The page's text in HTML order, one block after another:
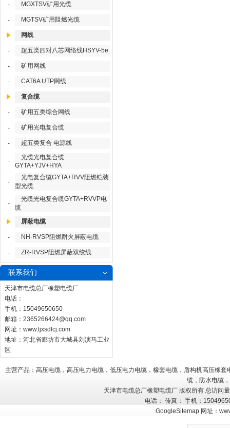
- MGXTSV矿用光缆
- MGTSV矿用阻燃光缆
网线
- 超五类四对八芯网络线HSYV-5e
- 矿用网线
- CAT6A UTP网线
复合缆
- 矿用五类综合网线
- 矿用光电复合缆
- 超五类复合 电源线
-
光缆光电复合缆
GYTA+YJV+HYA
-
光电复合缆GYTA+RVV阻燃铠装
型光缆
-
光缆光电复合缆GYTA+RVVP电
缆
屏蔽电缆
- NH-RVSP阻燃耐火屏蔽电缆
- ZR-RVSP阻燃屏蔽双绞线
联系我们
天津市电缆总厂橡塑电缆厂
电话：
手机：15049650650
邮箱： 2365266424@qq.com
网址： www.tjxsdlcj.com
地址：河北省廊坊市大城县刘演马工业
区
主营产品：高压电缆，高压电力电缆，低压电力电缆，橡套电缆，盾构机高压橡
缆，防水电缆
天津市电缆总厂橡塑电缆厂 版权所有 总访问
电话： 传真： 手机：
GoogleSitemap 网址：